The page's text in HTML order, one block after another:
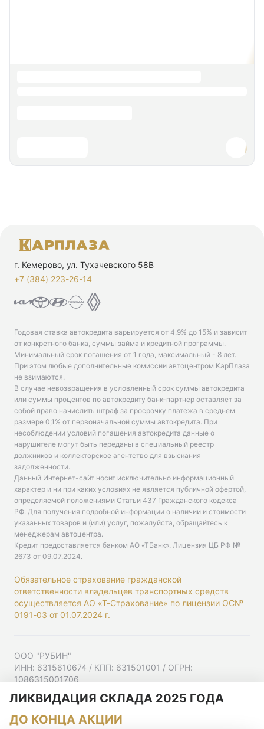
г. Кемерово, ул. Тухачевского 58В
+7 (384) 223-26-14‬
Годовая ставка автокредита варьируется от 4.9% до 15% и зависит
от конкретного банка, суммы займа и кредитной программы.
Минимальный срок погашения от 1 года, максимальный - 8 лет.
При этом любые дополнительные комиссии автоцентром КарПлаза
не взимаются.
В случае невозвращения в условленный срок суммы автокредита
или суммы процентов по автокредиту банк-партнер оставляет за
собой право начислить штраф за просрочку платежа в среднем
размере 0,1% от первоначальной суммы автокредита. При
несоблюдении условий погашения автокредита данные о
нарушителе могут быть переданы в специальный реестр
должников и коллекторское агентство для взыскания
задолженности.
Данный Интернет-сайт носит исключительно информационный
характер и ни при каких условиях не является публичной офертой,
определяемой положениями Статьи 437 Гражданского кодекса
РФ. Для получения подробной информации о наличии и стоимости
указанных товаров и (или) услуг, пожалуйста, обращайтесь к
менеджерам автоцентра.
Кредит предоставляется банком АО «ТБанк». Лицензия ЦБ РФ №
2673 от 09.07.2024.
Обязательное страхование гражданской
ответственности владельцев транспортных средств
осуществляется АО «Т-Страхование» по лицензии ОС№
0191-03 от 01.07.2024 г.
ООО "РУБИН"
ИНН: 6315610674 / КПП: 631501001 / ОГРН:
1086315001706
Ульяновская ул, д. 52/55, помещ. 9-18
Согласие на рекламную рассылку
ЛИКВИДАЦИЯ СКЛАДА 2025 ГОДА
ДО КОНЦА АКЦИИ